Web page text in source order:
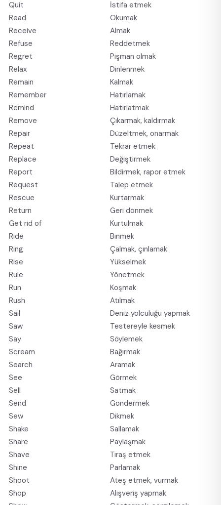
Quit
İstifa etmek
Read
Okumak
Receive
Almak
Refuse
Reddetmek
Regret
Pişman olmak
Relax
Dinlenmek
Remain
Kalmak
Remember
Hatırlamak
Remind
Hatırlatmak
Remove
Çıkarmak, kaldırmak
Repair
Düzeltmek, onarmak
Repeat
Tekrar etmek
Replace
Değiştirmek
Report
Bildirmek, rapor etmek
Request
Talep etmek
Rescue
Kurtarmak
Return
Geri dönmek
Get rid of
Kurtulmak
Ride
Binmek
Ring
Çalmak, çınlamak
Rise
Yükselmek
Rule
Yönetmek
Run
Koşmak
Rush
Atılmak
Sail
Deniz yolculuğu yapmak
Saw
Testereyle kesmek
Say
Söylemek
Scream
Bağırmak
Search
Aramak
See
Görmek
Sell
Satmak
Send
Göndermek
Sew
Dikmek
Shake
Sallamak
Share
Paylaşmak
Shave
Tıraş etmek
Shine
Parlamak
Shoot
Ateş etmek, vurmak
Shop
Alışveriş yapmak